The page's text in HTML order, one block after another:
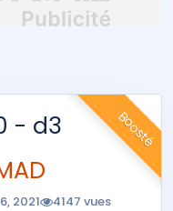
Boosté
- d3
2021 4147 vues